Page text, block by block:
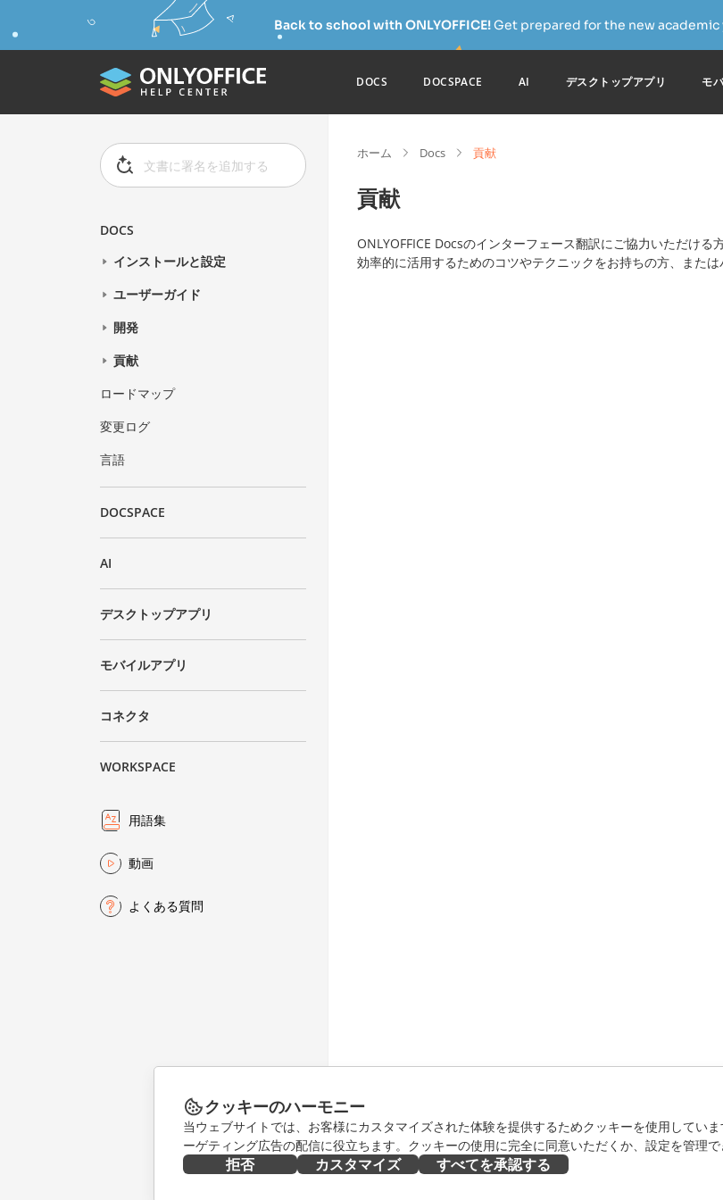
Back to school with ONLYOFFICE!Get prepared for the new
DOCS DOCSPACE AI デスクトップアプリ モ
DOCS
インストールと設定
ユーザーガイド
開発
貢献
ロードマップ
変更ログ
言語
DOCSPACE
AI
デスクトップアプリ
モバイルアプリ
コネクタ
WORKSPACE
用語集
動画
よくある質問
ホーム Docs 貢献
貢献
ONLYOFFICE Docsのインターフェース翻訳にご協力いただけ
効率的に活用するためのコツやテクニックをお持ちの方、また
クッキーのハーモニー
当ウェブサイトでは、お客様にカスタマイズされた体験を提供するためクッキーを使用してい
ーゲティング広告の配信に役立ちます。クッキーの使用に完全に同意いただくか、設定を管理で
拒否 カスタマイズ すべてを承認する